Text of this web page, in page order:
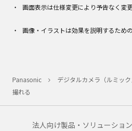
画面表示は仕様変更により予告なく変
画像・イラストは効果を説明するため
Panasonic デジタルカメラ（ルミック
撮れる
法人向け製品・ソリューション